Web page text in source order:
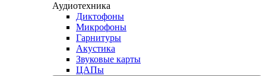
Аудиотехника
Диктофоны
Микрофоны
Гарнитуры
Акустика
Звуковые карты
ЦАПы